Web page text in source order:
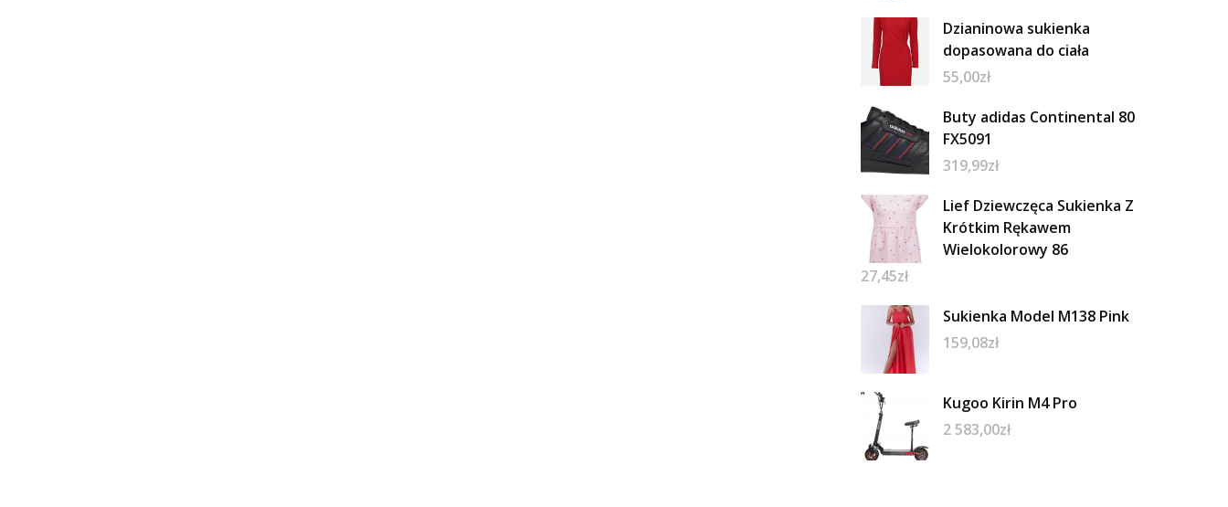
Dzianinowa sukienka
dopasowana do ciała
55,00zł
Buty adidas Continental 80
FX5091
319,99zł
Lief Dziewczęca Sukienka Z
Krótkim Rękawem
Wielokolorowy 86
27,45zł
Sukienka Model M138 Pink
159,08zł
Kugoo Kirin M4 Pro
2 583,00zł